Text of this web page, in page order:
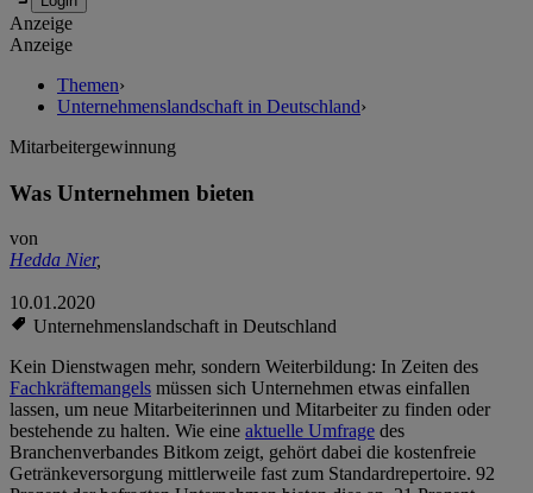
Anzeige
Anzeige
Themen›
Unternehmenslandschaft in Deutschland›
Mitarbeitergewinnung
Was Unternehmen bieten
von
Hedda Nier,
10.01.2020
Unternehmenslandschaft in Deutschland
Kein Dienstwagen mehr, sondern Weiterbildung: In Zeiten des
Fachkräftemangels müssen sich Unternehmen etwas einfallen
lassen, um neue Mitarbeiterinnen und Mitarbeiter zu finden oder
bestehende zu halten. Wie eine aktuelle Umfrage des
Branchenverbandes Bitkom zeigt, gehört dabei die kostenfreie
Getränkeversorgung mittlerweile fast zum Standardrepertoire. 92